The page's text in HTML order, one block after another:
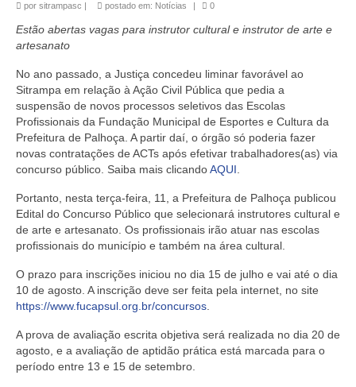
por sitrampasc postado em: Notícias 0
Estão abertas vagas para instrutor cultural e instrutor de arte e
artesanato
No ano passado, a Justiça concedeu liminar favorável ao
Sitrampa em relação à Ação Civil Pública que pedia a
suspensão de novos processos seletivos das Escolas
Profissionais da Fundação Municipal de Esportes e Cultura da
Prefeitura de Palhoça. A partir daí, o órgão só poderia fazer
novas contratações de ACTs após efetivar trabalhadores(as) via
concurso público. Saiba mais clicandoAQUI.
Portanto, nesta terça-feira, 11, a Prefeitura de Palhoça publicou
Edital do Concurso Público que selecionará instrutores cultural e
de arte e artesanato. Os profissionais irão atuar nas escolas
profissionais do município e também na área cultural.
O prazo para inscrições iniciou no dia 15 de julho e vai até o dia
10 de agosto. A inscrição deve ser feita pela internet, no site
https://www.fucapsul.org.br/concursos.
A prova de avaliação escrita objetiva será realizada no dia 20 de
agosto, e a avaliação de aptidão prática está marcada para o
período entre 13 e 15 de setembro.